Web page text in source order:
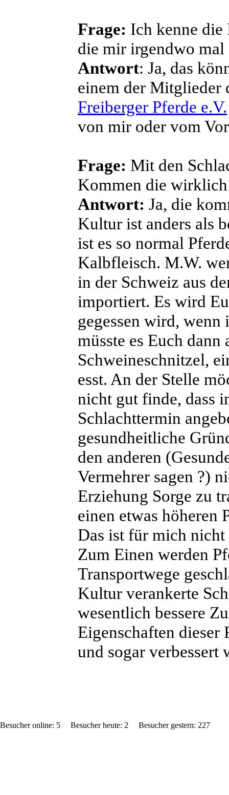
Frage: Ich kenne die
die mir irgendwo mal
Antwort: Ja, das
einem der Mitglieder
Freiberger Pferde e.V.
von mir oder vom
Frage: Mit den
Kommen die wirklich
Antwort: Ja, die
Kultur ist anders als
ist es so normal
Kalbfleisch. M.W.
in der Schweiz aus
importiert. Es wird
gegessen wird, wenn
müsste es Euch
Schweineschnitzel,
esst. An der Stelle
nicht gut finde, dass
Schlachttermin
gesundheitliche
den anderen
Vermehrer sagen ?)
Erziehung Sorge zu
einen etwas höheren
Das ist für mich nicht
Zum Einen werden
Transportwege
Kultur verankerte
wesentlich bessere
Eigenschaften dieser
und sogar verbessert
Besucher online: 5 Besucher heute: 2 Besucher gestern: